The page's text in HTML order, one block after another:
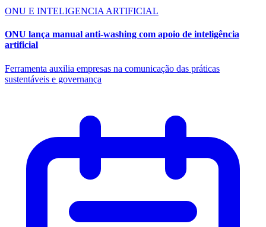
ONU E INTELIGENCIA ARTIFICIAL
ONU lança manual anti-washing com apoio de inteligência
artificial
Ferramenta auxilia empresas na comunicação das práticas
sustentáveis e governança